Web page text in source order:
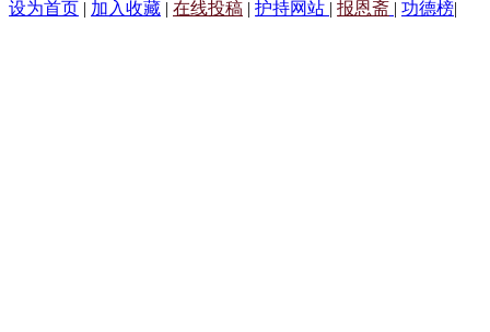
设为首页 | 加入收藏 | 在线投稿 | 护持网站 | 报恩斋 | 功德榜|